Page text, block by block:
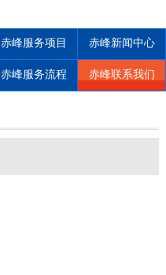
赤峰服务项目 赤峰新闻中心
赤峰服务流程 赤峰联系我们